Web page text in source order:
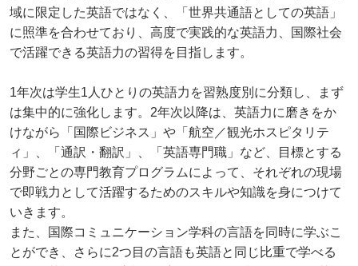
域に限定した英語ではなく、「世界共通語としての英語」
に照準を合わせており、高度で実践的な英語力、国際社会
で活躍できる英語力の習得を目指します。
1年次は学生1人ひとりの英語力を習熟度別に分類し、まず
は集中的に強化します。2年次以降は、英語力に磨きをか
けながら「国際ビジネス」や「航空／観光ホスピタリテ
ィ」、「通訳・翻訳」、「英語専門職」など、目標とする
分野ごとの専門教育プログラムによって、それぞれの現場
で即戦力として活躍するためのスキルや知識を身につけて
いきます。
また、国際コミュニケーション学科の言語を同時に学ぶこ
とができ、さらに2つ目の言語も英語と同じ比重で学べる